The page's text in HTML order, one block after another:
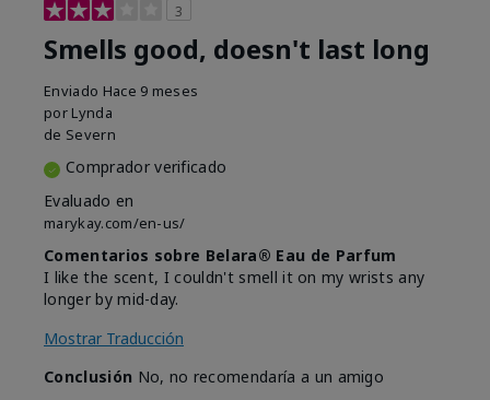
3
Smells good, doesn't last long
Enviado Hace 9 meses
por Lynda
de Severn
Comprador verificado
Evaluado en
marykay.com/en-us/
Comentarios sobre Belara® Eau de Parfum
I like the scent, I couldn't smell it on my wrists any
longer by mid-day.
Mostrar Traducción
Conclusión No, no recomendaría a un amigo